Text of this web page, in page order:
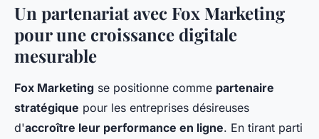
Un partenariat avec Fox Marketing
pour une croissance digitale
mesurable
Fox Marketing se positionne comme partenaire
stratégique pour les entreprises désireuses
d'accroître leur performance en ligne. En tirant parti